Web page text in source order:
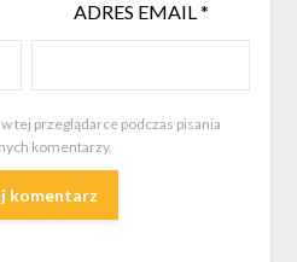
ADRES EMAIL*
tej przeglądarce podczas pisania
komentarzy.